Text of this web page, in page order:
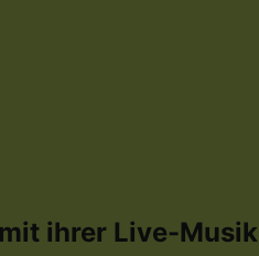
ihrer Live-Musik